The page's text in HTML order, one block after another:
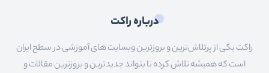
درباره راکت
راکت یکی از پرتلاش‌ترین و بروزترین وبسایت های آموزشی در سطح ایران
است که همیشه تلاش کرده تا بتواند جدیدترین و بروزترین مقالات و